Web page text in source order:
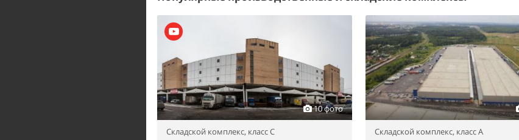
10 фото
Складской комплекс, класс C Складской комплекс, класс A